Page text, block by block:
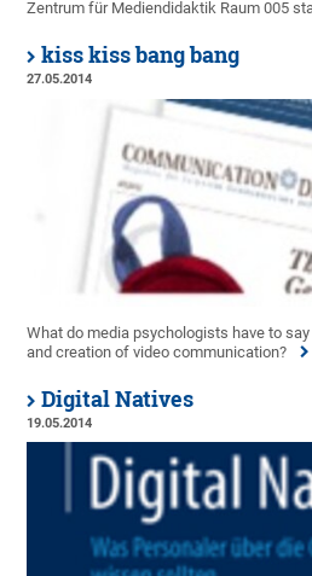
Zentrum für Mediendidaktik Raum 005
kiss kiss bang bang
27.05.2014
What do media psychologists have to
and creation of video communication?
Digital Natives
19.05.2014